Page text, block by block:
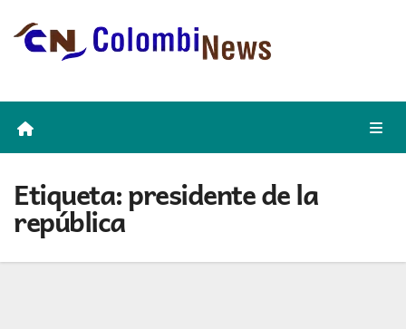
Etiqueta:presidente de la
república